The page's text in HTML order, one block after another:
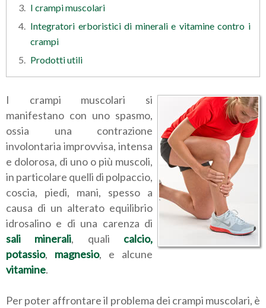
I crampi muscolari
Integratori erboristici di minerali e vitamine contro i
crampi
Prodotti utili
I crampi muscolari si
manifestano con uno spasmo,
ossia una contrazione
involontaria improvvisa, intensa
e dolorosa, di uno o più muscoli,
in particolare quelli di polpaccio,
coscia, piedi, mani, spesso a
causa di un alterato equilibrio
idrosalino e di una carenza di
sali minerali, quali calcio,
potassio, magnesio, e alcune
vitamine.
Per poter affrontare il problema dei crampi muscolari, è